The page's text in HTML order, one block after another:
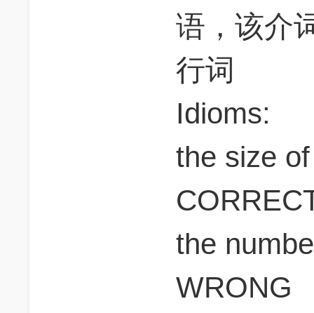
语，该介
行词
Idioms:
the size
the
WRONG